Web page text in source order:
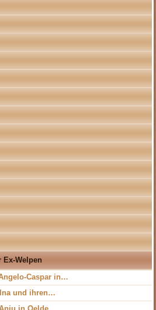
Ex-Welpen
Caspar in…
Ina und ihren…